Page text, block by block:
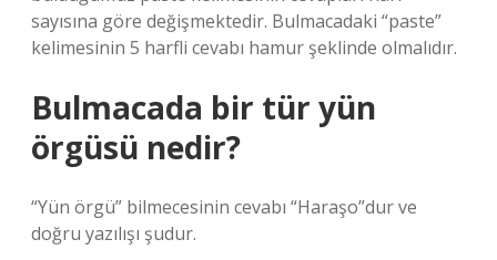
sayısına göre değişmektedir. Bulmacadaki “paste”
kelimesinin 5 harfli cevabı hamur şeklinde olmalıdır.
Bulmacada bir tür yün
örgüsü nedir?
“Yün örgü” bilmecesinin cevabı “Haraşo”dur ve
doğru yazılışı şudur.